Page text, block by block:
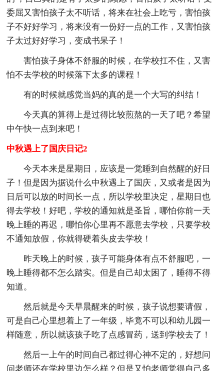
委屈又害怕孩子太不听话，将来在社会上吃亏，害怕孩
子不好好学习，将来没有一份好一点的工作，又害怕孩
子太过好好学习，变成书呆子！
害怕孩子身体不舒服的时候，在学校扛不住，又害
怕不去学校的时候落下太多的课程！
有的时候就感觉当妈的真的是一个大写的纠结！
今天真的算得上是过得比较煎熬的一天了吧？希望
中午快一点到来吧！
中秋遇上了国庆日记2
今天本来是星期日，应该是一觉睡到自然醒的好日
子！但是因为据说什么中秋遇上了国庆，又或者是因为
日后可以放的时间长一点，所以学校里决定，星期日也
得去学校！好吧，学校的通知就是圣旨，哪怕你前一天
晚上睡的再迟，哪怕你心里再不愿意去学校，只要学校
不通知放假，你就得硬着头皮去学校！
昨天晚上的时候，孩子可能身体有点不舒服吧，一
晚上睡得都不怎么踏实。但是自己却太困了，睡得不得
知道。
然后就是今天早晨醒来的时候，孩子说想要请假，
可是自己心里想着上了一年级，毕竟不可以和幼儿园一
样随意，所以就该孩子吃了点感冒药，送到学校去了！
然后一上午的时间自己都过得心神不定的，好想问
问老师还在学校里边怎么样？但是又怕老师觉得自己多